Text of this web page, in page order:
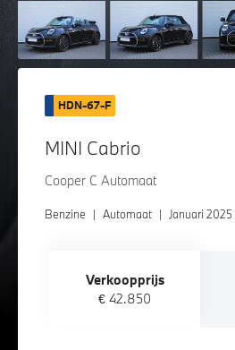
HDN-67-F
MINI Cabrio
Cooper C Automaat
Benzine | Automaat | Januari 2025
Verkoopprijs
€ 42.850